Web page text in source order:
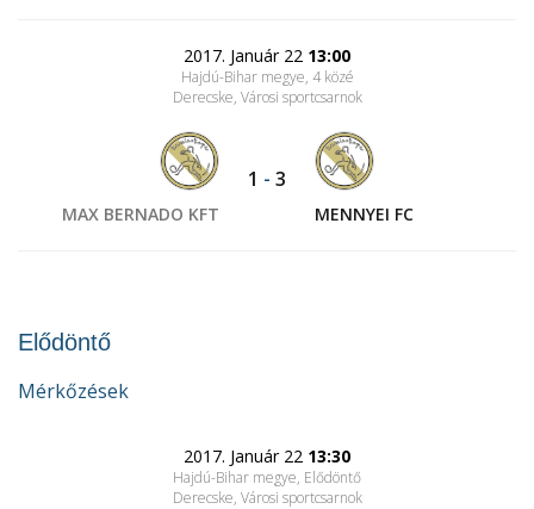
2017. Január 22 13:00
Hajdú-Bihar megye, 4 közé
Derecske, Városi sportcsarnok
MAX BERNADO KFT
1 - 3
MENNYEI FC
Elődöntő
Mérkőzések
2017. Január 22 13:30
Hajdú-Bihar megye, Elődöntő
Derecske, Városi sportcsarnok